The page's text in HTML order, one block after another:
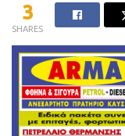
3
SHARES